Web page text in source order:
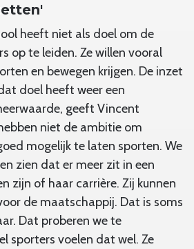
heeft niet als doel om de
op te leiden. Ze willen vooral
en bewegen krijgen. De inzet
doel heeft weer een
geeft Vincent
niet de ambitie om
mogelijk te laten sporten. We
zien dat er meer zit in een
zijn of haar carrière. Zij kunnen
de maatschappij. Dat is soms
Dat proberen we te
sporters voelen dat wel. Ze